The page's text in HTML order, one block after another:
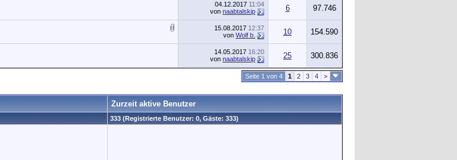
04.12.2017 11:04
von naabtalskip 6 97.746
15.08.2017 12:37
von Wolf b. 10 154.590
14.05.2017 16:20
von naabtalskip 25 300.836
Seite 1 von 4 1 2 3 4 >
Zurzeit aktive Benutzer
333 (Registrierte Benutzer: 0, Gäste: 333)